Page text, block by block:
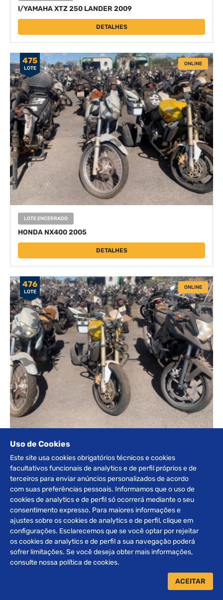
I/YAMAHA XTZ 250 LANDER 2009
DETALHES
475
LOTE
ONLINE
LOTE ENCERRADO
HONDA NX400 2005
DETALHES
476
LOTE
ONLINE
LOTE ENCERRADO
HONDA CB 600F- HORNET 2011
DETALHES
‹ 17 ›
Receba nossos
INFORMATIVOS
Uso de Cookies
Este site usa cookies obrigatórios técnicos e cookies
facultativos funcionais de analytics e de perfil próprios e de
terceiros para enviar anúncios personalizados de acordo
com suas preferências pessoais. Informamos que o uso de
cookies de analytics e de perfil só ocorrerá mediante o seu
consentimento expresso. Para maiores informações e
ajustes sobre os cookies de analytics e de perfil, clique em
configurações. Esclarecemos que se você optar por rejeitar
os cookies de analytics e de perfil a sua navegação poderá
sofrer limitações. Se você deseja obter mais informações,
consulte nossa política de cookies.
ACEITAR